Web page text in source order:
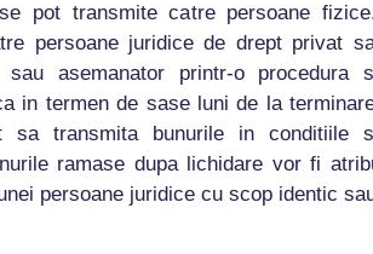
pot transmite catre persoane
persoane juridice de drept privat
asemanator printr-o procedura
in termen de sase luni de la
sa transmita bunurile in conditiile
ramase dupa lichidare vor fi
persoane juridice cu scop identic